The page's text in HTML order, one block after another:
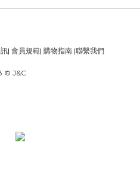
| 會員規範| 購物指南 |聯繫我們
© J&C